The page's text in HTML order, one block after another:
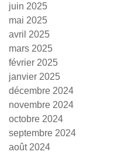
juin 2025
mai 2025
avril 2025
mars 2025
février 2025
janvier 2025
décembre 2024
novembre 2024
octobre 2024
septembre 2024
août 2024